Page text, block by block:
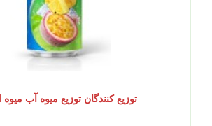
توزیع کنندگان توزیع میوه آب میوه 500ml